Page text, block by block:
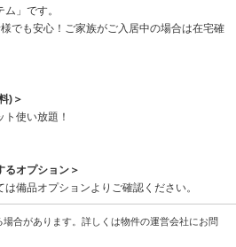
」です。
でも安心！ご家族がご入居中の場合は在宅確
)＞
使い放題！
るオプション＞
備品オプションよりご確認ください。
合があります。詳しくは物件の運営会社にお問